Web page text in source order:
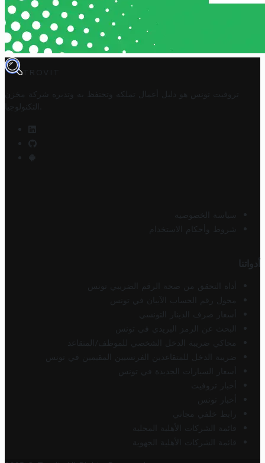
TROVIT
تروفيت تونس هو دليل أعمال تملكه وتحتفظ به وتديره
شركة مخزن
التكنولوجيا
سياسة الخصوصية
شروط وأحكام الاستخدام
أدواتنا
أداة التحقق من صحة الرقم الضريبي تونس
محول رقم الحساب الآيبان في تونس
أسعار صرف الدينار التونسي
البحث عن الرمز البريدي في تونس
محاكي ضريبة الدخل الشخصي للموظف/المتقاعد
ضريبة الدخل للمتقاعدين الفرنسيين المقيمين في تونس
أسعار السيارات الجديدة في تونس
أخبار تروفيت
أخبار تونس
رابط خلفي مجاني
قائمة الشركات الأهلية المحلية
قائمة الشركات الأهلية الجهوية